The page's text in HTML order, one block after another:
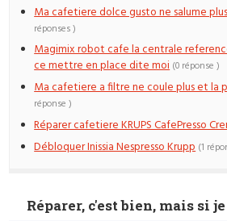
Ma cafetiere dolce gusto ne salume
réponses )
Magimix robot cafe la centrale
ce mettre en place dite moi (0 réponse )
Ma cafetiere a filtre ne coule plus et la
réponse )
Réparer cafetiere KRUPS CafePresso
Débloquer Inissia Nespresso Krupp (1
Réparer, c'est bien, mais si